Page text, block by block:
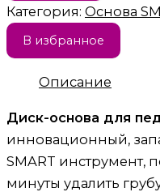
Категория: Основа
В избранное
Описание
Диск-основа для
инновационный,
SMART инструмент,
минуты удалить